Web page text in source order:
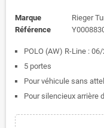
Marque
Rieger
Référence
POLO (AW) R-Line :
5 portes
Pour véhicule sans
Pour silencieux arrière